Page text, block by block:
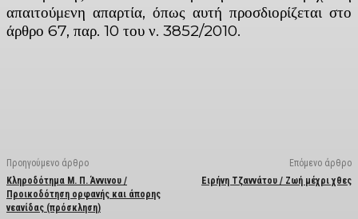
απαιτούμενη απαρτία, όπως αυτή προσδιορίζεται στο
άρθρο 67, παρ. 10 του ν. 3852/2010.
Προηγούμενο άρθρο
Κληροδότημα Μ. Π. Άννινου /
Προικοδότηση ορφανής και άπορης
νεανίδας (πρόσκληση)
Επόμενο άρθρο
Ειρήνη Τζαννάτου / Ζωή μέχρι χθες